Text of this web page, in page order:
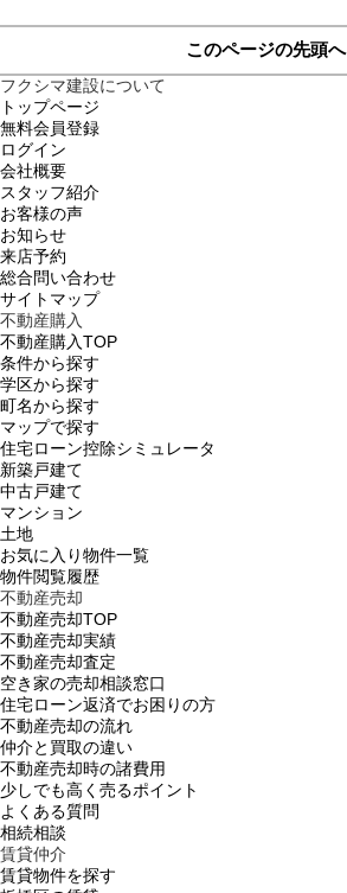
このページの先頭へ
フクシマ建設について
トップページ
無料会員登録
ログイン
会社概要
スタッフ紹介
お客様の声
お知らせ
来店予約
総合問い合わせ
サイトマップ
不動産購入
不動産購入TOP
条件から探す
学区から探す
町名から探す
マップで探す
住宅ローン控除シミュレータ
新築戸建て
中古戸建て
マンション
土地
お気に入り物件一覧
物件閲覧履歴
不動産売却
不動産売却TOP
不動産売却実績
不動産売却査定
空き家の売却相談窓口
住宅ローン返済でお困りの方
不動産売却の流れ
仲介と買取の違い
不動産売却時の諸費用
少しでも高く売るポイント
よくある質問
相続相談
賃貸仲介
賃貸物件を探す